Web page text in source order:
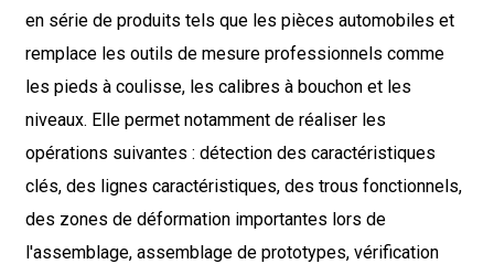
en série de produits tels que les pièces automobiles et
remplace les outils de mesure professionnels comme
les pieds à coulisse, les calibres à bouchon et les
niveaux. Elle permet notamment de réaliser les
opérations suivantes : détection des caractéristiques
clés, des lignes caractéristiques, des trous fonctionnels,
des zones de déformation importantes lors de
l'assemblage, assemblage de prototypes, vérification